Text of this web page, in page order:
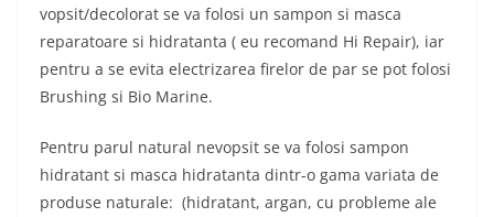
vopsit/decolorat se va folosi un sampon si masca
reparatoare si hidratanta ( eu recomand Hi Repair), iar
pentru a se evita electrizarea firelor de par se pot folosi
Brushing si Bio Marine.
Pentru parul natural nevopsit se va folosi sampon
hidratant si masca hidratanta dintr-o gama variata de
produse naturale: (hidratant, argan, cu probleme ale